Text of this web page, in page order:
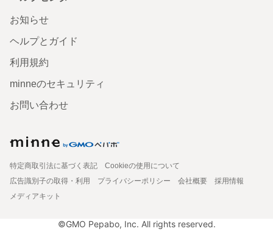
お知らせ
ヘルプとガイド
利用規約
minneのセキュリティ
お問い合わせ
特定商取引法に基づく表記
Cookieの使用について
広告識別子の取得・利用
プライバシーポリシー 会社概要
採用情報
メディアキット
©GMO Pepabo, Inc. All rights reserved.